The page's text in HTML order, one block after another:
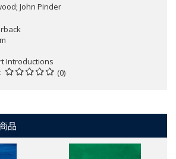
John Pinder
Introductions
(0)
品